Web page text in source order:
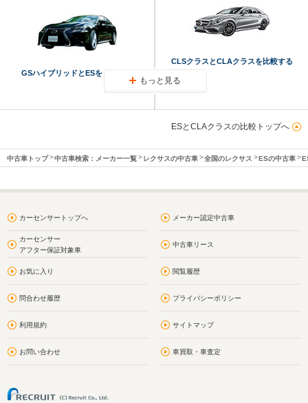
GSハイブリッドとESを比較する
CLSクラスとCLAクラスを比較する
もっと見る
ESとCLAクラスの比較トップへ
中古車トップ 中古車検索：メーカー一覧 レクサスの中古車 全国のレクサス ESの中古車
カーセンサートップへ メーカー認定中古車
カーセンサー
アフター保証対象車
中古車リース
お気に入り 閲覧履歴
問合わせ履歴 プライバシーポリシー
利用規約 サイトマップ
お問い合わせ 車買取・車査定